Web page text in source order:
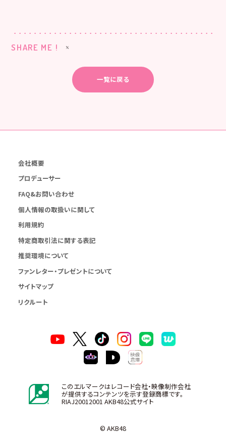
SHARE ME !
一覧に戻る
会社概要
プロデューサー
FAQ&お問い合わせ
個人情報の取扱いに関して
利用規約
特定商取引法に関する表記
推奨環境について
ファンレター・プレゼントについて
サイトマップ
リクルート
このエルマークはレコード会社・映像制作会社
が提供するコンテンツを示す登録商標です。
RIAJ20012001 AKB48公式サイト
© AKB48